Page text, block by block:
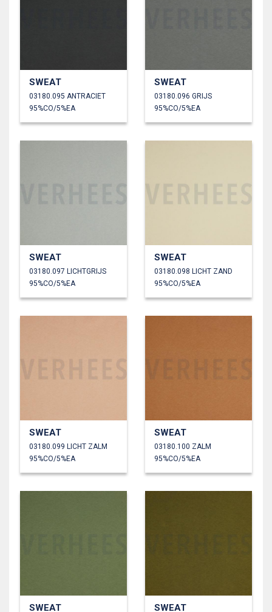
SWEAT
03180.095 ANTRACIET
95%CO/5%EA
SWEAT
03180.096 GRIJS
95%CO/5%EA
SWEAT
03180.097 LICHTGRIJS
95%CO/5%EA
SWEAT
03180.098 LICHT ZAND
95%CO/5%EA
SWEAT
03180.099 LICHT ZALM
95%CO/5%EA
SWEAT
03180.100 ZALM
95%CO/5%EA
SWEAT SWEAT